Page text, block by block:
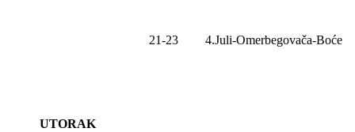
21-23 4.Juli-Omerbegovača-Boće
UTORAK